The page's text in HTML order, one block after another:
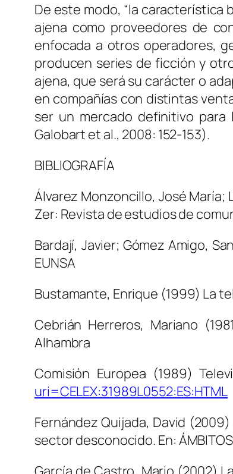
De este modo, “la
ajena como proveedores de
enfocada a otros operadores,
producen series de ficción y
ajena, que será su carácter o
en compañías con distintas
ser un mercado definitivo para
Galobart et al., 2008: 152-153).
BIBLIOGRAFÍA
Álvarez Monzoncillo, José María;
Zer: Revista de estudios de
Bardají, Javier; Gómez Amigo,
EUNSA
Bustamante, Enrique (1999) La
Cebrián Herreros, Mariano
Alhambra
Comisión Europea (1989)
uri=CELEX:31989L0552:ES:HTML
Fernández Quijada, David (2009)
sector desconocido. En: